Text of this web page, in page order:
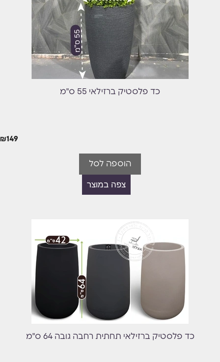
כד פלסטיק ברזילאי 55 ס"מ
₪149
הוספה לסל
צפה במוצר
כד פלסטיק ברזילאי תחתית רחבה גובה 64 ס"מ